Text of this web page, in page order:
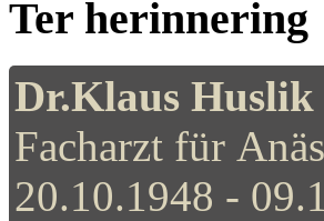
Ter herinnering
Dr.Klaus Huslik
Facharzt für
20.10.1948 -